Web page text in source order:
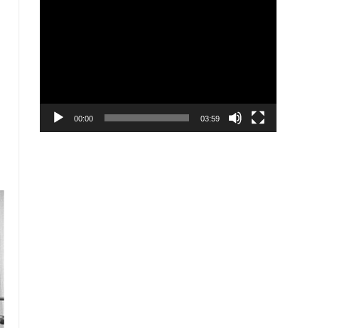
c
00:00 03:59